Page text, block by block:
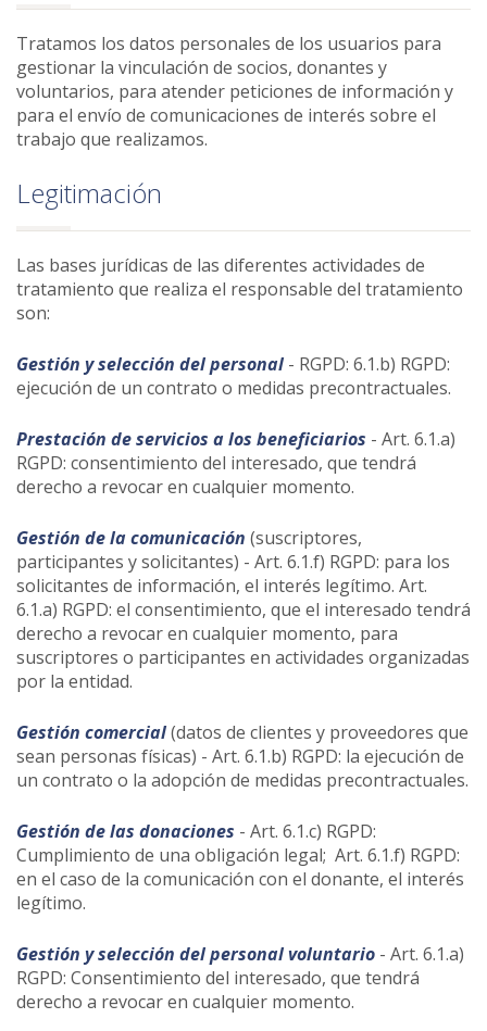
Tratamos los datos personales de los usuarios para
gestionar la vinculación de socios, donantes y
voluntarios, para atender peticiones de información y
para el envío de comunicaciones de interés sobre el
trabajo que realizamos.
Legitimación
Las bases jurídicas de las diferentes actividades de
tratamiento que realiza el responsable del tratamiento
son:
Gestión y selección del personal - RGPD: 6.1.b) RGPD:
ejecución de un contrato o medidas precontractuales.
Prestación de servicios a los beneficiarios - Art. 6.1.a)
RGPD: consentimiento del interesado, que tendrá
derecho a revocar en cualquier momento.
Gestión de la comunicación (suscriptores,
participantes y solicitantes) - Art. 6.1.f) RGPD: para los
solicitantes de información, el interés legítimo. Art.
6.1.a) RGPD: el consentimiento, que el interesado tendrá
derecho a revocar en cualquier momento, para
suscriptores o participantes en actividades organizadas
por la entidad.
Gestión comercial(datos de clientes y proveedores que
sean personas físicas) - Art. 6.1.b) RGPD: la ejecución de
un contrato o la adopción de medidas precontractuales.
Gestión de las donaciones - Art. 6.1.c) RGPD:
Cumplimiento de una obligación legal; Art. 6.1.f) RGPD:
en el caso de la comunicación con el donante, el interés
legítimo.
Gestión y selección del personal voluntario - Art. 6.1.a)
RGPD: Consentimiento del interesado, que tendrá
derecho a revocar en cualquier momento.